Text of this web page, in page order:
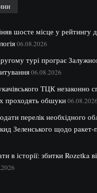
шосте місце у рейтингу
06.08.2026
турі програє
06.08.2026
ТЦК незаконно
проходять обшуки06.08.2026
перелік необхідного
Зеленського щодо ракет-
в історії: збитки Rozetka